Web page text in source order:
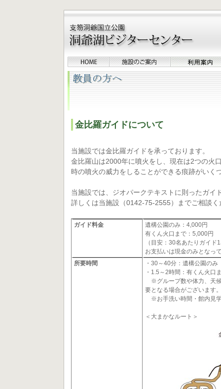
金比羅ガイドについて
当施設では金比羅ガイドを承っております。
金比羅山は2000年に噴火をし、現在は2つの火
時の噴火の威力をしることができる痕跡がいく
当施設では、ジオパークテキストに則ったガイ
詳しくは当施設（0142-75-2555）までご相談く
ガイド料金
遺構公園のみ：4,000円
有くん火口まで：5,000円
（目安：30名あたりガイド
お支払いは現金のみとなっ
所要時間
・30～40分：遺構公園のみ
・1.5～2時間：有くん火口
※グループ数や体力、天
要となる場合がございます
※お手洗い時間・館内見
＜大まかなルート＞